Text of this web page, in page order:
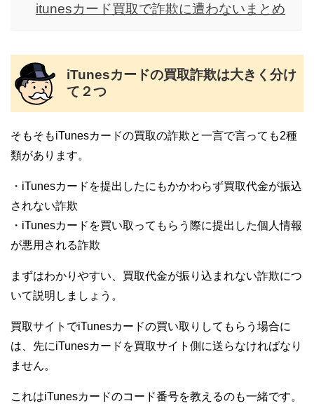
itunesカード買取で詐欺に遭わないまとめ
iTunesカードの買取詐欺は大きく分け
て２つ
そもそもiTunesカードの買取の詐欺と一言で言っても2種
類があります。
・iTunesカードを提出したにもかかわらず買取代金が振込
されない詐欺
・iTunesカードを買い取ってもらう際に提出した個人情報
が悪用される詐欺
まずはわかりやすい、買取代金が振り込まれない詐欺につ
いて説明しましょう。
買取サイトでiTunesカードの買い取りしてもらう場合に
は、先にiTunesカードを買取サイト側に送らなければなり
ません。
これはiTunesカードのコード番号を教えるのも一緒です。